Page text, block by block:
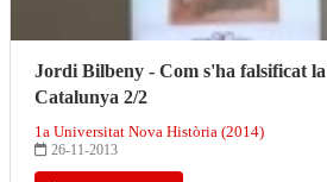
Jordi Bilbeny - Com s'ha falsificat
Catalunya 2/2
1a Universitat Nova Història (2014)
26-11-2013